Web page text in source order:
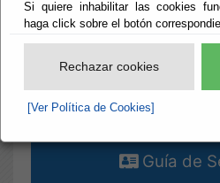
Si quiere inhabilitar las cookies
haga click sobre el botón
Rechazar cookies
[Ver Política de Cookies]Perfil del
Guía de